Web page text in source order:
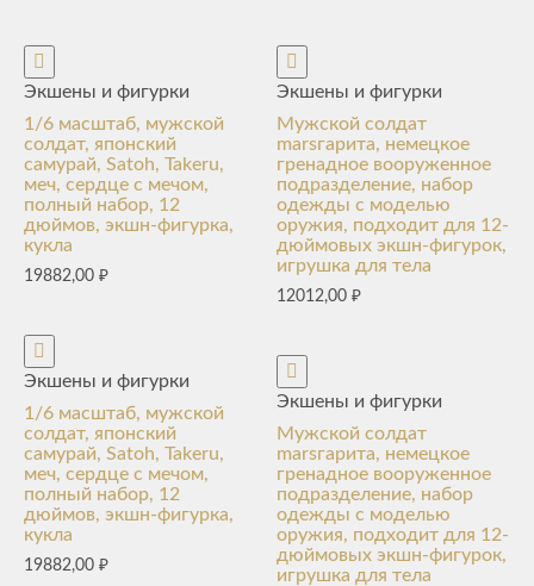
Экшены и фигурки
1/6 масштаб, мужской
солдат, японский
самурай, Satoh, Takeru,
меч, сердце с мечом,
полный набор, 12
дюймов, экшн-фигурка,
кукла
19882,00 ₽
Экшены и фигурки
1/6 масштаб, мужской
солдат, японский
самурай, Satoh, Takeru,
меч, сердце с мечом,
полный набор, 12
дюймов, экшн-фигурка,
кукла
19882,00 ₽
Экшены и фигурки
Мужской солдат
marsгарита, немецкое
гренадное вооруженное
подразделение, набор
одежды с моделью
оружия, подходит для 12-
дюймовых экшн-фигурок,
игрушка для тела
12012,00₽
Экшены и фигурки
Мужской солдат
marsгарита, немецкое
гренадное вооруженное
подразделение, набор
одежды с моделью
оружия, подходит для 12-
дюймовых экшн-фигурок,
игрушка для тела